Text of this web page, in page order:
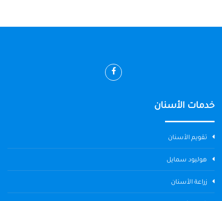
خدمات الأسنان
تقويم الأسنان
هوليود سمايل
زراعة الأسنان